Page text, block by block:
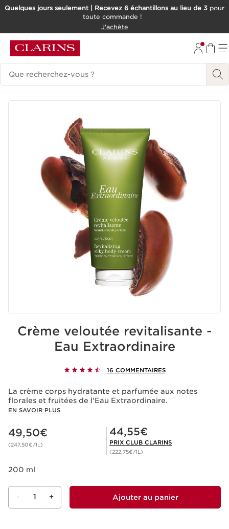
ALLER AU CONTENU
Quelques jours seulement | Recevez 6 échantillons au lieu de 3 pour
toute commande !
J'achète
Historique des recherches
Crème veloutée revitalisante -
Eau Extraordinaire
16 COMMENTAIRES
La crème corps hydratante et parfumée aux notes
florales et fruitées de l'Eau Extraordinaire.
EN SAVOIR PLUS
Nouveau prix 49,50€
49,50€
(247,50€/1L)
Prix Club Clarins 44,55€
44,55€
PRIX CLUB CLARINS
(222,75€/1L)
200 ml
- 1 + Ajouter au panier